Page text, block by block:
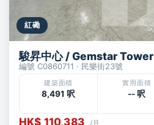
紅磡
駿昇中心 / Gemstar Tower
編號 C0860711 · 民樂街23號
建築面積
8,491 呎
實用面積
-- 呎
HK$ 110,383 /月